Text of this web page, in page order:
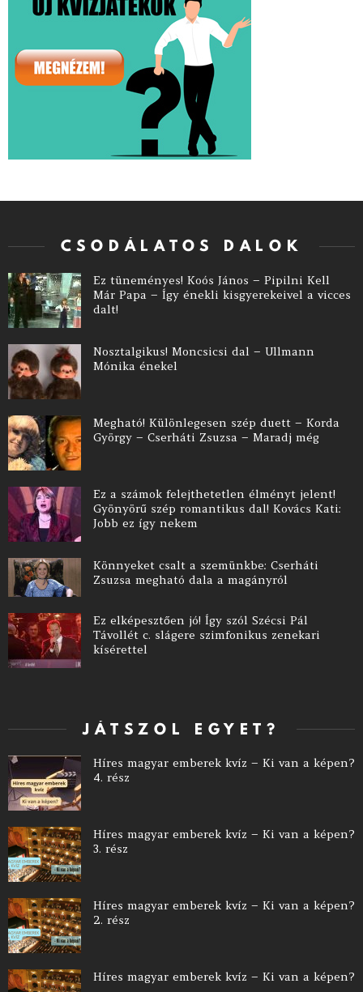
CSODÁLATOS DALOK
Ez tüneményes! Koós János – Pipilni Kell
Már Papa – Így énekli kisgyerekeivel a vicces
dalt!
Nosztalgikus! Moncsicsi dal – Ullmann
Mónika énekel
Megható! Különlegesen szép duett – Korda
György – Cserháti Zsuzsa – Maradj még
Ez a számok felejthetetlen élményt jelent!
Gyönyörű szép romantikus dal! Kovács Kati:
Jobb ez így nekem
Könnyeket csalt a szemünkbe: Cserháti
Zsuzsa megható dala a magányról
Ez elképesztően jó! Így szól Szécsi Pál
Távollét c. slágere szimfonikus zenekari
kísérettel
JÁTSZOL EGYET?
Híres magyar emberek kvíz – Ki van a képen?
4. rész
Híres magyar emberek kvíz – Ki van a képen?
3. rész
Híres magyar emberek kvíz – Ki van a képen?
2. rész
Híres magyar emberek kvíz – Ki van a képen?